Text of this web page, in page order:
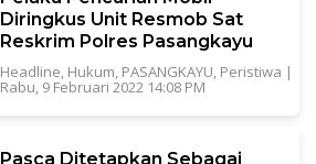
Diringkus Unit Resmob Sat
Reskrim Polres Pasangkayu
Headline Hukum PASANGKAYU Peristiwa |
Rabu, 9 Februari 2022 14:08 PM
Pasca Ditetapkan Sebagai